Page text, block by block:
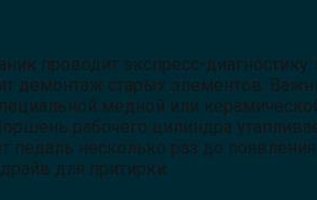
проводит экспресс-
демонтаж старых элементов.
медной или
рабочего цилиндра
несколько раз до появления
для притирки.